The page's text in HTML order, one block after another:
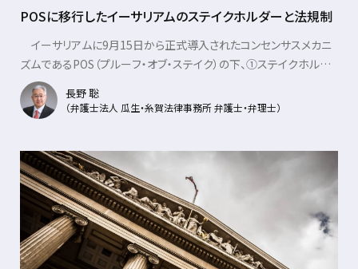
POSに移行したイーサリアムのステイクホルダーと法規制
イーサリアムに9月15日から正式導入されたコンセンサスメカニ
ズムであるPOS（プルーフ・オブ・ステイク）の下、①ステイクホルダ
ー（バリデイター）を守るためにイ......
長野 聡
（弁護士法人 瓜生・糸賀法律事務所 弁護士・弁理士）